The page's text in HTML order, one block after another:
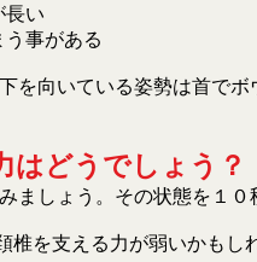
長い
事がある
を向いている姿勢は首で
はどうでしょう？
ましょう。その状態を１０
を支える力が弱いかもし